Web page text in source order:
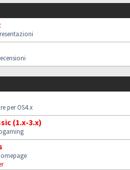
per OS4.x
(1.x-3.x)